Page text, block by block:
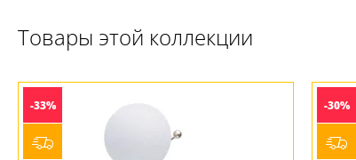
Товары этой коллекции
-33% -30%